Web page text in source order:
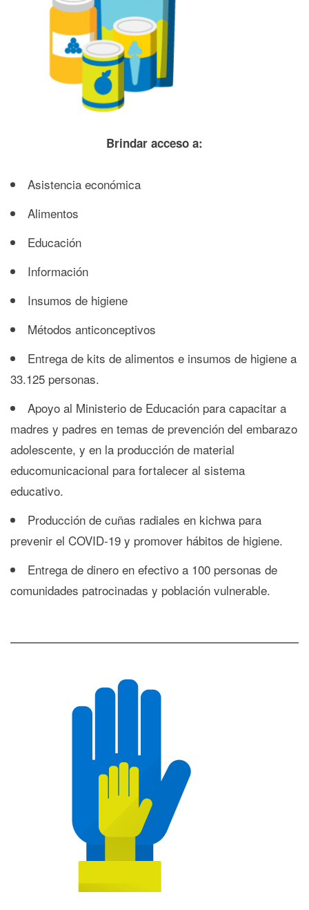
Brindar acceso a:
Asistencia económica
Alimentos
Educación
Información
Insumos de higiene
Métodos anticonceptivos
Entrega de kits de alimentos e insumos de higiene a
33.125 personas.
Apoyo al Ministerio de Educación para capacitar a
madres y padres en temas de prevención del embarazo
adolescente, y en la producción de material
educomunicacional para fortalecer al sistema
educativo.
Producción de cuñas radiales en kichwa para
prevenir el COVID-19 y promover hábitos de higiene.
Entrega de dinero en efectivo a 100 personas de
comunidades patrocinadas y población vulnerable.